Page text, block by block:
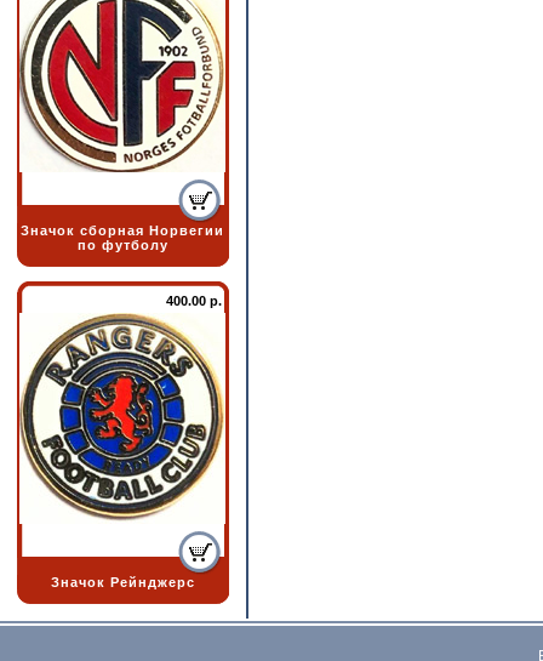
Значок сборная Норвегии
по футболу
400.00 р.
Значок Рейнджерс